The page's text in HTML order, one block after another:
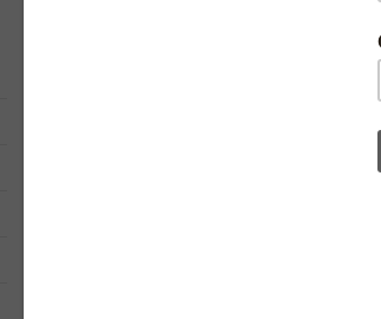
Abbigliamento
bambine dallo
e
Ci sono capi che una bambina indossa.
Giulia Mantelline nasce dall’arte
desiderio di trasformare ogni giorno in
Ogni abito, ogni mantellina, ogni
accompagnare la crescita delle più